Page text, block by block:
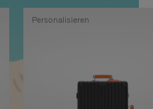
Personalisieren